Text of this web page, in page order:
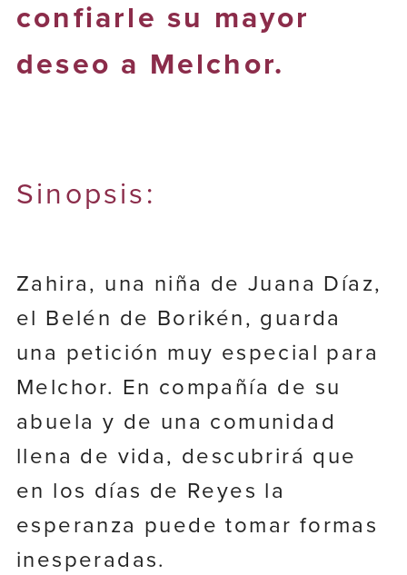
confiarle su mayor
deseo a Melchor.
Sinopsis:
Zahira, una niña de Juana Díaz,
el Belén de Borikén, guarda
una petición muy especial para
Melchor. En compañía de su
abuela y de una comunidad
llena de vida, descubrirá que
en los días de Reyes la
esperanza puede tomar formas
inesperadas.